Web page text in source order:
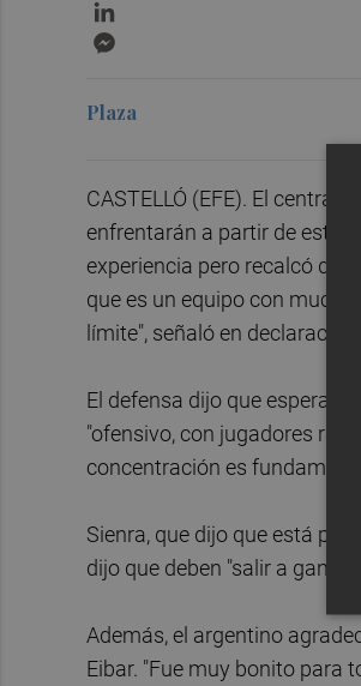
Plaza
CASTELLÓ (EFE). El central
enfrentarán a partir de este
experiencia pero recalcó
que es un equipo con
límite", señaló en
El defensa dijo que espera
"ofensivo, con jugadores
concentración es
Sienra, que dijo que está
dijo que deben "salir a ganar
Además, el argentino
Eibar. "Fue muy bonito para